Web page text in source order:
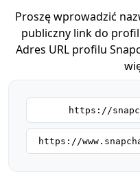
Proszę wprowadzić
publiczny link do
Adres URL profilu
https://
https://